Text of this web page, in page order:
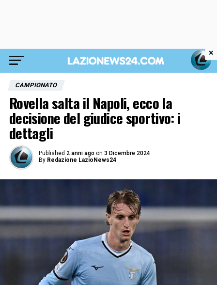
CAMPIONATO
Rovella salta il Napoli, ecco la
decisione del giudice sportivo: i
dettagli
Published 2 anni ago on 3 Dicembre 2024
By Redazione LazioNews24
×